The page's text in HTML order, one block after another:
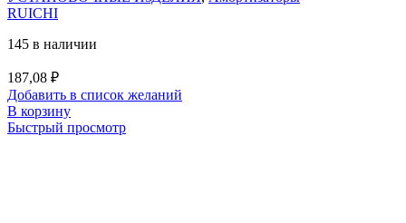
RUICHI
145 в наличии
187,08 ₽
Добавить в список желаний
В корзину
Быстрый просмотр